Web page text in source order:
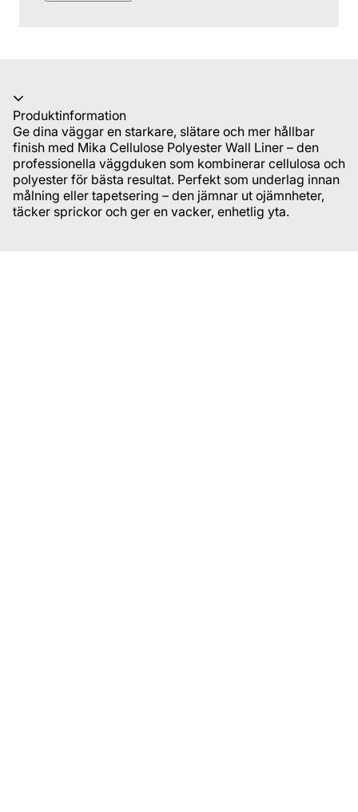
Produktinformation
Ge dina väggar en starkare, slätare och mer hållbar
finish med Mika Cellulose Polyester Wall Liner – den
professionella väggduken som kombinerar cellulosa och
polyester för bästa resultat. Perfekt som underlag innan
målning eller tapetsering – den jämnar ut ojämnheter,
täcker sprickor och ger en vacker, enhetlig yta.